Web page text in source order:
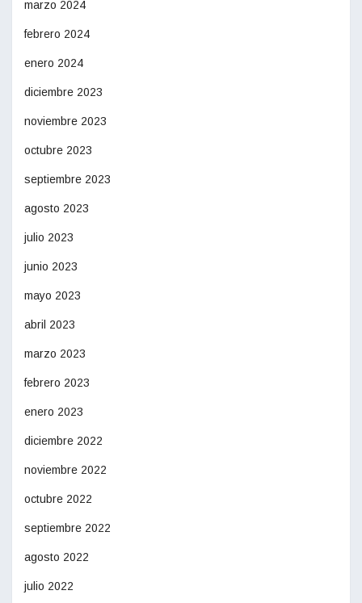
marzo 2024
febrero 2024
enero 2024
diciembre 2023
noviembre 2023
octubre 2023
septiembre 2023
agosto 2023
julio 2023
junio 2023
mayo 2023
abril 2023
marzo 2023
febrero 2023
enero 2023
diciembre 2022
noviembre 2022
octubre 2022
septiembre 2022
agosto 2022
julio 2022